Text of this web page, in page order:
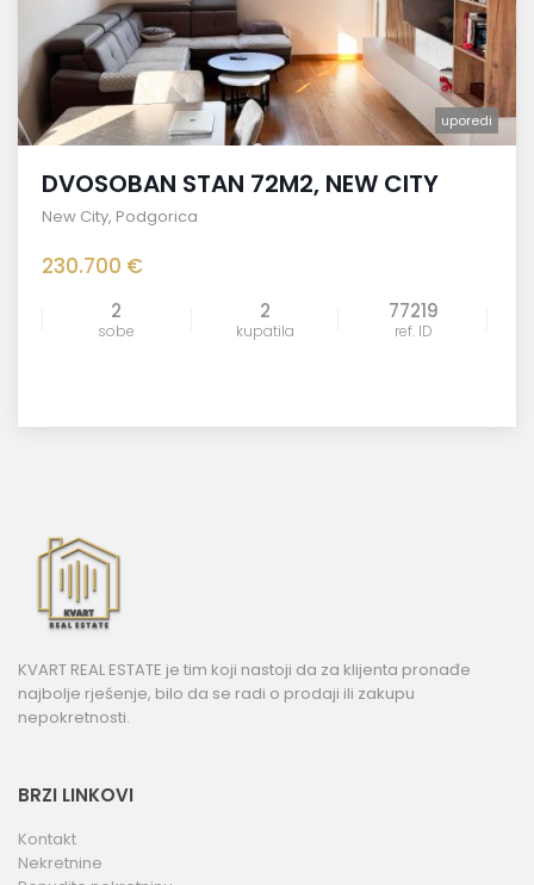
uporedi
DVOSOBAN STAN 72M2, NEW CITY
New City, Podgorica
230.700 €
2
sobe
2
kupatila
77219
ref. ID
KVART REAL ESTATE je tim koji nastoji da za klijenta pronađe
najbolje rješenje, bilo da se radi o prodaji ili zakupu
nepokretnosti.
BRZI LINKOVI
Kontakt
Nekretnine